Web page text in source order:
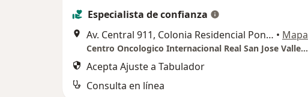
Especialista de confianza
Av. Central 911, Colonia Residencial Poniente, • Mapa
Centro Oncologico Internacional Real San Jose Valle Real
Acepta Ajuste a Tabulador
Consulta en línea